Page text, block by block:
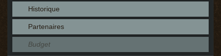
Historique
Partenaires
Budget